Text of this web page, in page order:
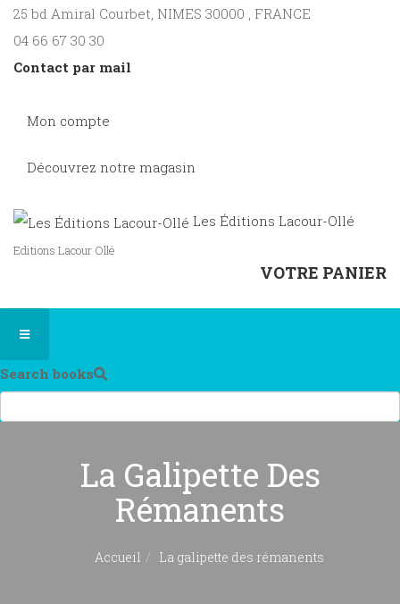
25 bd Amiral Courbet, NIMES 30000 , FRANCE
04 66 67 30 30
Contact par mail
Mon compte
Découvrez notre magasin
Les Éditions Lacour-Ollé
Editions Lacour Ollé
VOTRE PANIER
Search books
La Galipette Des
Rémanents
Accueil La galipette des rémanents